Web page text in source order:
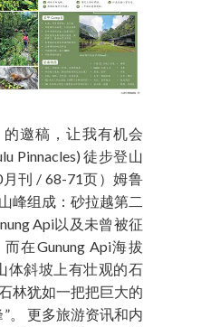
的邀稿，让我有机会
Pinnacles) 徒步登山
刊 / 68-71页）姆鲁
峰组成：砂拉越第二
Api以及未曾被征
而在Gunung Api海拔
体斜坡上有壮观的石
林犹如一把把巨大的
。 更多旅游资讯和内